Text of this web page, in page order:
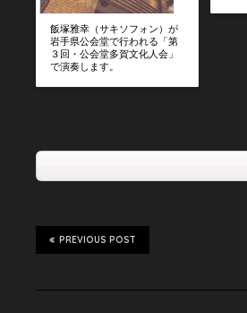
飯塚雅幸（サキソフォン）が
岩手県公会堂で行われる「第
３回・公会堂多賀文化人会」
で演奏します。
PREVIOUS POST